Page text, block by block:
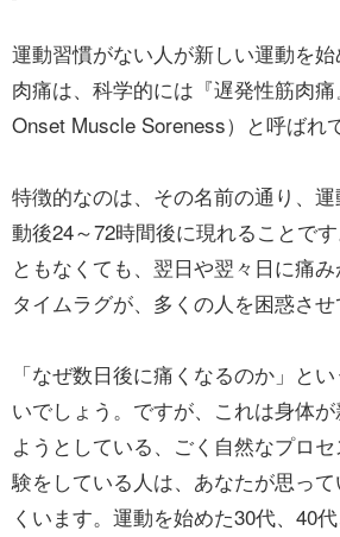
運動習慣がない人が新しい運動を
肉痛は、科学的には『遅発性筋肉
Onset Muscle Soreness）と呼ばれ
特徴的なのは、その名前の通り、
動後24～72時間後に現れることで
ともなくても、翌日や翌々日に痛
タイムラグが、多くの人を困惑させ
「なぜ数日後に痛くなるのか」と
いでしょう。ですが、これは身体
ようとしている、ごく自然なプロ
験をしている人は、あなたが思っ
くいます。運動を始めた30代、40